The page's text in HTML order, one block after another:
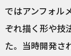
ではアンフォル
ぞれ描く形や技
た。当時開発さ